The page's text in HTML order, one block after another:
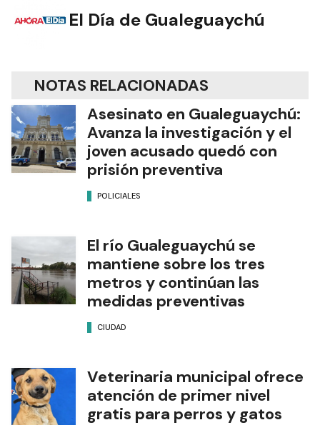
El Día de Gualeguaychú
NOTAS RELACIONADAS
Asesinato en Gualeguaychú:
Avanza la investigación y el
joven acusado quedó con
prisión preventiva
POLICIALES
El río Gualeguaychú se
mantiene sobre los tres
metros y continúan las
medidas preventivas
CIUDAD
Veterinaria municipal ofrece
atención de primer nivel
gratis para perros y gatos